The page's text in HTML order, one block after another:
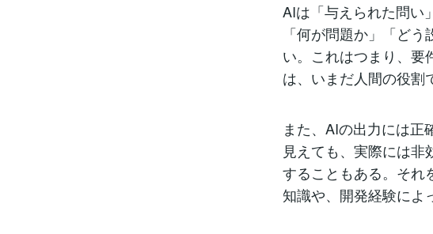
AIは「与えられた問い
「何が問題か」「ど
い。これはつまり、要
は、いまだ人間の役割
また、AIの出力には正
見えても、実際には非
することもある。それ
知識や、開発経験によ